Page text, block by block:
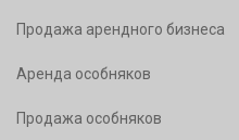
Продажа арендного бизнеса
Аренда особняков
Продажа особняков